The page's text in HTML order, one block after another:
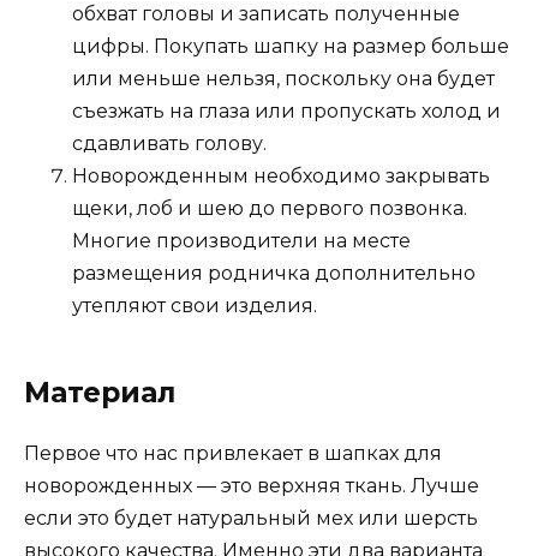
обхват головы и записать полученные
цифры. Покупать шапку на размер больше
или меньше нельзя, поскольку она будет
съезжать на глаза или пропускать холод и
сдавливать голову.
Новорожденным необходимо закрывать
щеки, лоб и шею до первого позвонка.
Многие производители на месте
размещения родничка дополнительно
утепляют свои изделия.
Материал
Первое что нас привлекает в шапках для
новорожденных — это верхняя ткань. Лучше
если это будет натуральный мех или шерсть
высокого качества. Именно эти два варианта